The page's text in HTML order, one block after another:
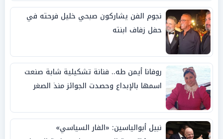
نجوم الفن يشاركون صبحي خليل فرحته في
حفل زفاف ابنته
روفانا أيمن طه.. فنانة تشكيلية شابة صنعت
اسمها بالإبداع وحصدت الجوائز منذ الصغر
نبيل أبوالياسين: «الفار السياسي»